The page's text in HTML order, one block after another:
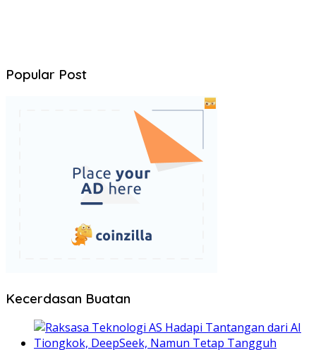
Popular Post
Kecerdasan Buatan